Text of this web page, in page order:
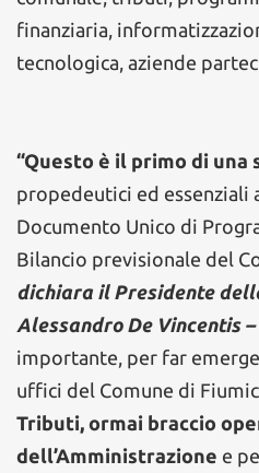
finanziaria,
tecnologica, aziende
“Questo è il primo di una
propedeutici ed essenziali
Documento Unico di
Bilancio previsionale del
dichiara il Presidente
Alessandro De Vincentis –
importante, per far
uffici del Comune di
Tributi, ormai braccio
dell’Amministrazione e